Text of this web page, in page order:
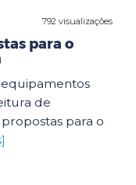
792 visualizações
para o
de
para o